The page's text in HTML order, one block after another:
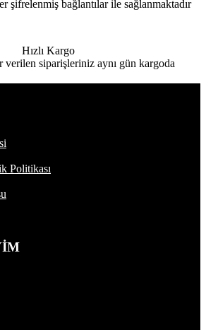
şifrelenmiş bağlantılar ile sağlanmaktadır
Hızlı Kargo
verilen siparişleriniz aynı gün kargoda
Politikası